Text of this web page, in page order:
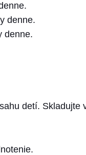
denne.
denne.
detí. Skladujte